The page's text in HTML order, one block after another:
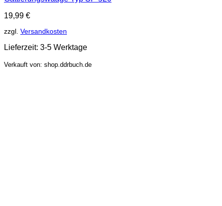
19,99 €
zzgl. Versandkosten
Lieferzeit: 3-5 Werktage
Verkauft von: shop.ddrbuch.de